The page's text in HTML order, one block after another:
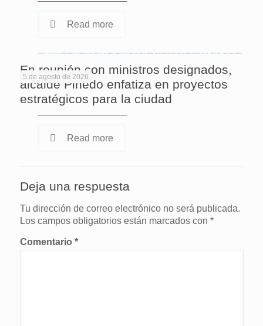
Read more
5 de agosto de 2026
En reunión con ministros designados,
alcalde Pinedo enfatiza en proyectos
estratégicos para la ciudad
Read more
Deja una respuesta
Tu dirección de correo electrónico no será publicada.
Los campos obligatorios están marcados con *
Comentario *